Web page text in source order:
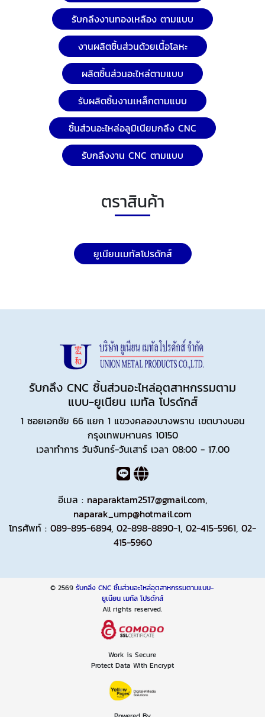
รับกลึงงานทองเหลือง ตามแบบ
งานผลิตชิ้นส่วนด้วยเนื้อโลหะ
ผลิตชิ้นส่วนอะไหล่ตามแบบ
รับผลิตชิ้นงานเหล็กตามแบบ
ชิ้นส่วนอะไหล่อลูมิเนียมกลึง CNC
รับกลึงงาน CNC ตามแบบ
ตราสินค้า
ยูเนียนเมทัลโปรดักส์
รับกลึง CNC ชิ้นส่วนอะไหล่อุตสาหกรรมตาม
แบบ-ยูเนียน เมทัล โปรดักส์
1 ซอยเอกชัย 66 แยก 1 แขวงคลองบางพราน เขตบางบอน
กรุงเทพมหานคร 10150
เวลาทำการ วันจันทร์-วันเสาร์ เวลา 08:00 - 17.00
อีเมล : naparaktam2517@gmail.com,
naparak_ump@hotmail.com
โทรศัพท์ : 089-895-6894, 02-898-8890-1, 02-415-5961, 02-
415-5960
© 2569รับกลึง CNC ชิ้นส่วนอะไหล่อุตสาหกรรมตามแบบ-
ยูเนียน เมทัล โปรดักส์
All rights reserved.
Work is Secure
Protect Data With Encrypt